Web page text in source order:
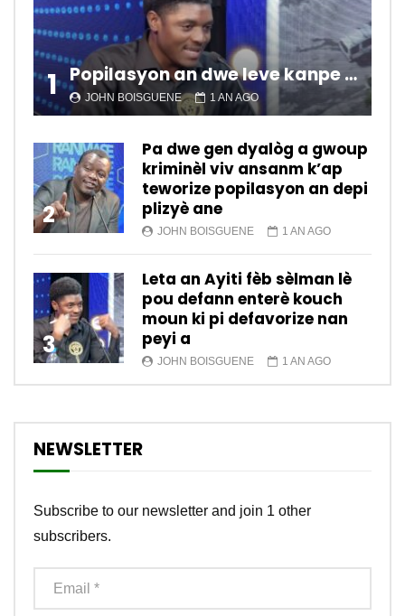
1 Popilasyon an dwe leve kanpe pou chanje sitiyasyon kawotik l’ap viv nan peyi a.
JOHN BOISGUENE 1 AN AGO
2
Pa dwe gen dyalòg a gwoup
kriminèl viv ansanm k’ap
teworize popilasyon an depi
plizyè ane
JOHN BOISGUENE 1 AN AGO
3
Leta an Ayiti fèb sèlman lè
pou defann enterè kouch
moun ki pi defavorize nan
peyi a
JOHN BOISGUENE 1 AN AGO
NEWSLETTER
Subscribe to our newsletter and join 1 other
subscribers.